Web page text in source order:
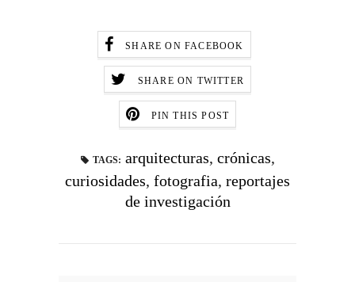
SHARE ON FACEBOOK
SHARE ON TWITTER
PIN THIS POST
TAGS: arquitecturas, crónicas,
curiosidades, fotografia, reportajes
de investigación